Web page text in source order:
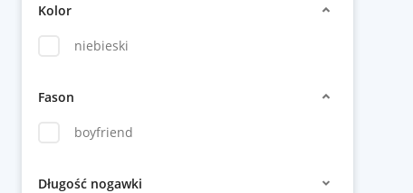
Kolor
niebieski
Fason
boyfriend
Długość nogawki